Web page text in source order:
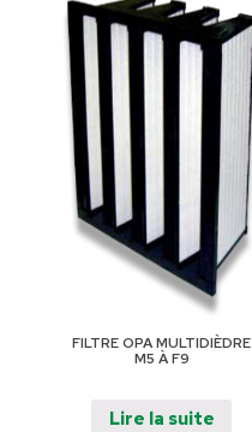
FILTRE OPA MULTIDIÈDRE
M5 À F9
Lire la suite